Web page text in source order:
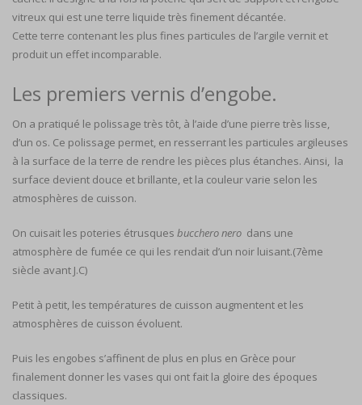
vitreux qui est une terre liquide très finement décantée.
Cette terre contenant les plus fines particules de l’argile vernit et
produit un effet incomparable.
Les premiers vernis d’engobe.
On a pratiqué le polissage très tôt, à l’aide d’une pierre très lisse,
d’un os. Ce polissage permet, en resserrant les particules argileuses
à la surface de la terre de rendre les pièces plus étanches. Ainsi, la
surface devient douce et brillante, et la couleur varie selon les
atmosphères de cuisson.
On cuisait les poteries étrusques bucchero nero dans une
atmosphère de fumée ce qui les rendait d’un noir luisant.(7ème
siècle avant J.C)
Petit à petit, les températures de cuisson augmentent et les
atmosphères de cuisson évoluent.
Puis les engobes s’affinent de plus en plus en Grèce pour
finalement donner les vases qui ont fait la gloire des époques
classiques.